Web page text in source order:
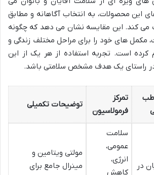
این محصولات، به انتخاب آگاهانه و مطابق
می کند. این مقایسه نشان می دهد که چگونه
مکمل های خود را برای مراحل مختلف زندگی و
کرده است. تجربه استفاده از هر یک از این
در راستای یک هدف مشخص سلامتی باشد.
تمرکز
فرمولاسیون
توضیحات تکمیلی
در
سلامت
عمومی،
انرژی،
کاهش
مولتی ویتامین و
مینرال جامع برای